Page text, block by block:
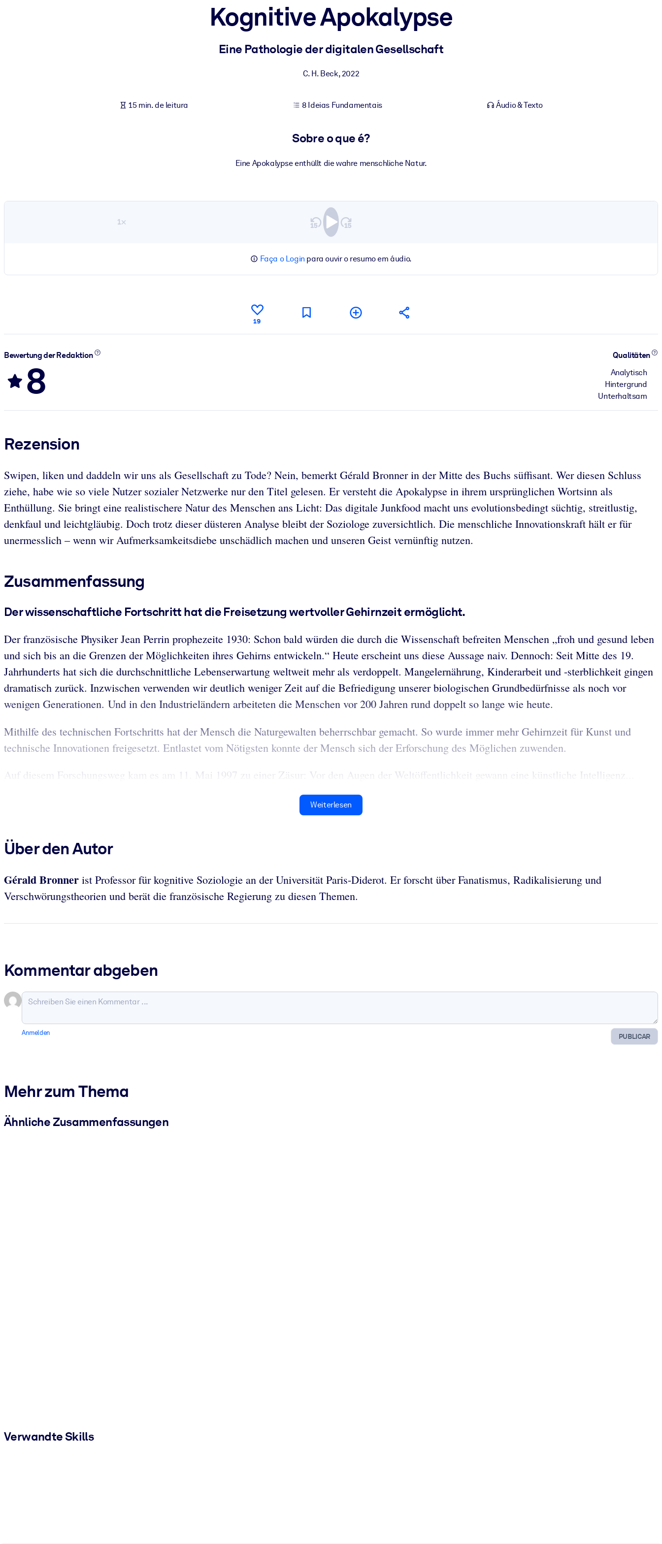
Enriqueça sua biblioteca corporativa com conhecimento de negócios confiável e pronto para uso.
Alimente seus sistemas de IA com conhecimento confiável e estruturado para melhorar os resultados.
Kognitive Apokalypse
Eine Pathologie der digitalen Gesellschaft
C. H. Beck,2022
15 min. de leitura 8 Ideias Fundamentais Áudio & Texto
Sobre o que é?
Eine Apokalypse enthüllt die wahre menschliche Natur.
1×
Faça o Login para ouvir o resumo em áudio.
19
Bewertung der Redaktion
8
Qualitäten
Analytisch
Hintergrund
Unterhaltsam
Rezension
Swipen, liken und daddeln wir uns als Gesellschaft zu Tode? Nein, bemerkt Gérald Bronner in der Mitte des Buchs süffisant. Wer diesen Schluss
ziehe, habe wie so viele Nutzer sozialer Netzwerke nur den Titel gelesen. Er versteht die Apokalypse in ihrem ursprünglichen Wortsinn als
Enthüllung. Sie bringt eine realistischere Natur des Menschen ans Licht: Das digitale Junkfood macht uns evolutionsbedingt süchtig, streitlustig,
denkfaul und leichtgläubig. Doch trotz dieser düsteren Analyse bleibt der Soziologe zuversichtlich. Die menschliche Innovationskraft hält er für
unermesslich – wenn wir Aufmerksamkeitsdiebe unschädlich machen und unseren Geist vernünftig nutzen.
Zusammenfassung
Der wissenschaftliche Fortschritt hat die Freisetzung wertvoller Gehirnzeit ermöglicht.
Der französische Physiker Jean Perrin prophezeite 1930: Schon bald würden die durch die Wissenschaft befreiten Menschen „froh und gesund leben
und sich bis an die Grenzen der Möglichkeiten ihres Gehirns entwickeln.“ Heute erscheint uns diese Aussage naiv. Dennoch: Seit Mitte des 19.
Jahrhunderts hat sich die durchschnittliche Lebenserwartung weltweit mehr als verdoppelt. Mangelernährung, Kinderarbeit und -sterblichkeit gingen
dramatisch zurück. Inzwischen verwenden wir deutlich weniger Zeit auf die Befriedigung unserer biologischen Grundbedürfnisse als noch vor
wenigen Generationen. Und in den Industrieländern arbeiteten die Menschen vor 200 Jahren rund doppelt so lange wie heute.
Mithilfe des technischen Fortschritts hat der Mensch die Naturgewalten beherrschbar gemacht. So wurde immer mehr Gehirnzeit für Kunst und
technische Innovationen freigesetzt. Entlastet vom Nötigsten konnte der Mensch sich der Erforschung des Möglichen zuwenden.
Auf diesem Forschungsweg kam es am 11. Mai 1997 zu einer Zäsur: Vor den Augen der Weltöffentlichkeit gewann eine künstliche Intelligenz...
Weiterlesen
Über den Autor
Gérald Bronner ist Professor für kognitive Soziologie an der Universität Paris-Diderot. Er forscht über Fanatismus, Radikalisierung und
Verschwörungstheorien und berät die französische Regierung zu diesen Themen.
Kommentar abgeben
PUBLICAR
Anmelden
Mehr zum Thema
Ähnliche Zusammenfassungen
Verwandte Skills